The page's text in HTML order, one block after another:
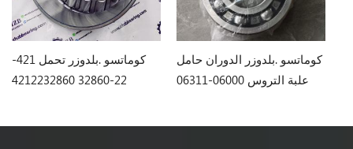
كوماتسو .بلدوزر تحمل 421-
22-32860 4212232860
كوماتسو .بلدوزر الدوران حامل
علبة التروس 06000-06311